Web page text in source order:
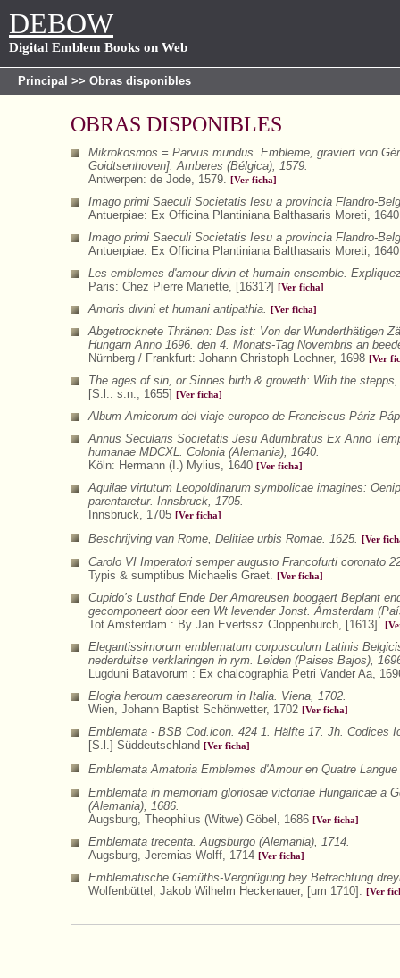
DEBOW
Digital Emblem Books on Web
Principal >> Obras disponibles
OBRAS DISPONIBLES
Mikrokosmos = Parvus mundus. Embleme, graviert von
Goidtsenhoven]. Amberes (Bélgica), 1579.
Antwerpen: de Jode, 1579.
[Ver ficha]
Imago primi Saeculi Societatis Iesu a provincia Flandro-
Antuerpiae: Ex Officina Plantiniana Balthasaris Moreti,
Imago primi Saeculi Societatis Iesu a provincia Flandro-
Antuerpiae: Ex Officina Plantiniana Balthasaris Moreti,
Les emblemes d'amour divin et humain ensemble.
Paris: Chez Pierre Mariette, [1631?]
[Ver ficha]
Amoris divini et humani antipathia. [Ver ficha]
Abgetrocknete Thränen: Das ist: Von der Wunderthätigen
Hungarn Anno 1696. den 4. Monats-Tag Novembris an
Nürnberg / Frankfurt: Johann Christoph Lochner, 1698 [Ver
The ages of sin, or Sinnes birth & groweth: With the
[S.l.: s.n., 1655]
[Ver ficha]
Album Amicorum del viaje europeo de Franciscus Páriz
Annus Secularis Societatis Jesu Adumbratus Ex Anno
humanae MDCXL. Colonia (Alemania), 1640.
Köln: Hermann (I.) Mylius, 1640 [Ver ficha]
Aquilae virtutum Leopoldinarum symbolicae imagines:
parentaretur. Innsbruck, 1705.
Innsbruck, 1705 [Ver ficha]
Beschrijving van Rome, Delitiae urbis Romae. 1625. [Ver
Carolo VI Imperatori semper augusto Francofurti coronato
Typis & sumptibus Michaelis Graet.
[Ver ficha]
Cupido’s Lusthof Ende Der Amoreusen boogaert Beplant
gecomponeert door een Wt levender Jonst. Ámsterdam
Tot Amsterdam : By Jan Evertssz Cloppenburch, [1613].
Elegantissimorum emblematum corpusculum Latinis
nederduitse verklaringen in rym. Leiden (Paises Bajos),
Lugduni Batavorum : Ex chalcographia Petri Vander Aa,
Elogia heroum caesareorum in Italia. Viena, 1702.
Wien, Johann Baptist Schönwetter, 1702 [Ver ficha]
Emblemata - BSB Cod.icon. 424 1. Hälfte 17. Jh. Codices
[S.l.] Süddeutschland
[Ver ficha]
Emblemata Amatoria Emblemes d'Amour en Quatre
Emblemata in memoriam gloriosae victoriae Hungaricae a
(Alemania), 1686.
Augsburg, Theophilus (Witwe) Göbel, 1686 [Ver ficha]
Emblemata trecenta. Augsburgo (Alemania), 1714.
Augsburg, Jeremias Wolff, 1714 [Ver ficha]
Emblematische Gemüths-Vergnügung bey Betrachtung
Wolfenbüttel, Jakob Wilhelm Heckenauer, [um 1710].
[Ver